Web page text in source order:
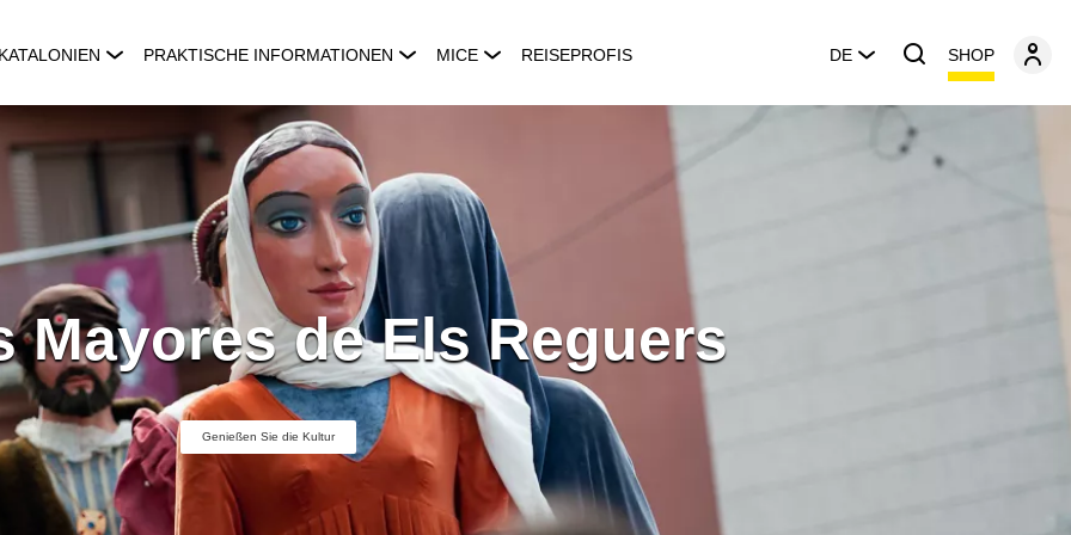
PRAKTISCHE INFORMATIONEN MICE REISEPROFIS DE SHOP
Mayores de Els Reguers
Genießen Sie die Kultur